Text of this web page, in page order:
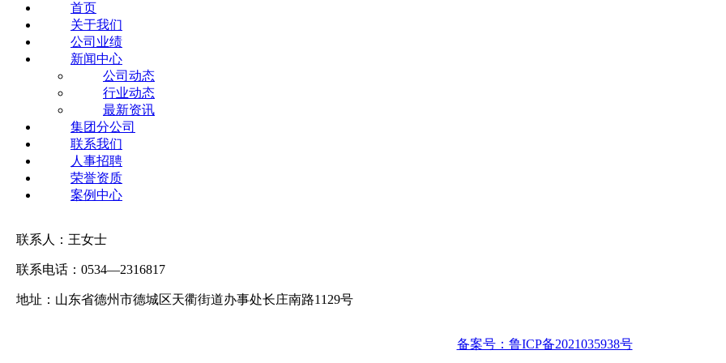
首页
关于我们
公司业绩
新闻中心
公司动态
行业动态
最新资讯
集团分公司
联系我们
人事招聘
荣誉资质
案例中心
联系人：王女士
联系电话：0534—2316817
地址：山东省德州市德城区天衢街道办事处长庄南路1129号
备案号：鲁ICP备2021035938号